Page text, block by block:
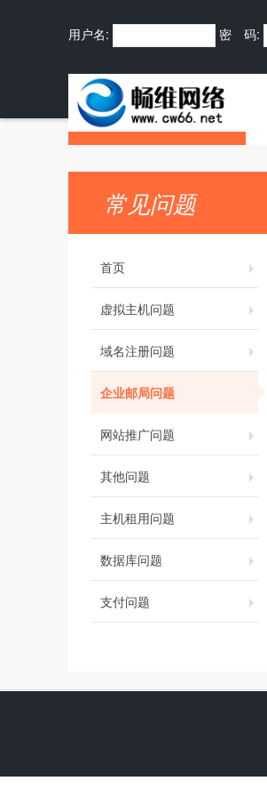
用户名: 密 码:
常见问题
首页
虚拟主机问题
域名注册问题
企业邮局问题
网站推广问题
其他问题
主机租用问题
数据库问题
支付问题